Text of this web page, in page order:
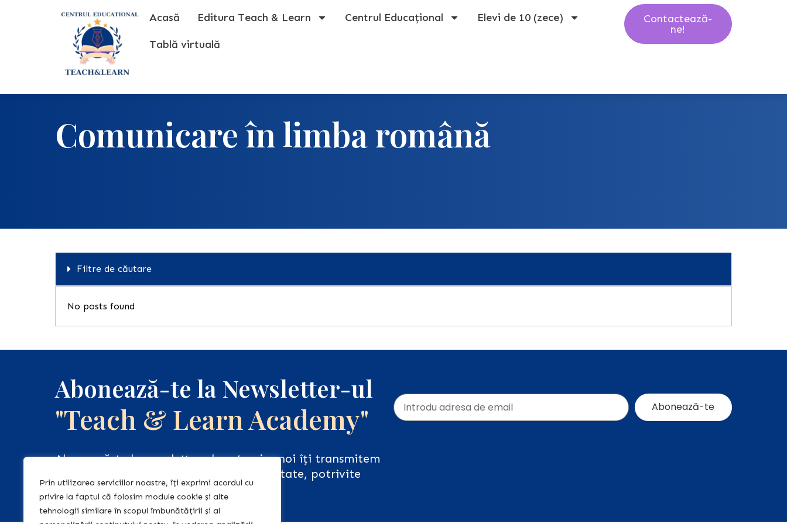
Prin utilizarea serviciilor noastre, îți exprimi acordul cu
privire la faptul că folosim module cookie și alte
tehnologii similare în scopul îmbunătățirii și al
Acasă Editura Teach & Learn Centrul Educațional Elevi de 10 (zece)
Tablă virtuală
Contactează-
ne!
Comunicare în limba română
Filtre de căutare
No posts found
Abonează-te la Newsletter-ul
"Teach & Learn Academy"
Abonează-te la newsletter-ul nostru, iar noi îți transmitem
regulat informații relevante și de actualitate, potrivite
pentru tine!
Abonează-te